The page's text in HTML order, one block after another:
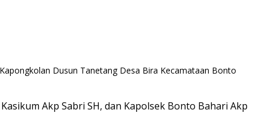
Dusun Tanetang Desa Bira Kecamataan Bonto
Akp Sabri SH, dan Kapolsek Bonto Bahari Akp